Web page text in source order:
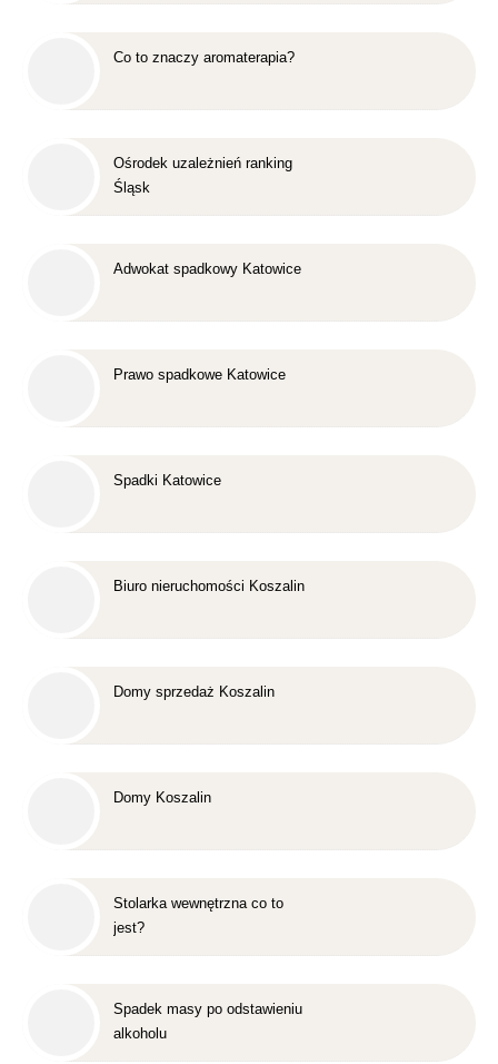
Co to znaczy aromaterapia?
Ośrodek uzależnień ranking
Śląsk
Adwokat spadkowy Katowice
Prawo spadkowe Katowice
Spadki Katowice
Biuro nieruchomości Koszalin
Domy sprzedaż Koszalin
Domy Koszalin
Stolarka wewnętrzna co to
jest?
Spadek masy po odstawieniu
alkoholu